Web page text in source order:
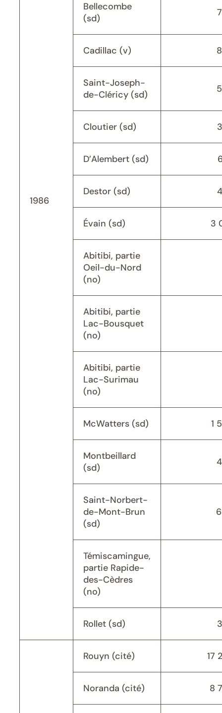
1986
Bellecombe
(sd)
Cadillac (v)
Saint-Joseph-
de-Cléricy (sd)
Cloutier (sd)
D’Alembert (sd)
Destor (sd)
Évain (sd) 3
Abitibi, partie
Oeil-du-Nord
(no)
Abitibi, partie
Lac-Bousquet
(no)
Abitibi, partie
Lac-Surimau
(no)
McWatters (sd) 1
Montbeillard
(sd)
Saint-Norbert-
de-Mont-Brun
(sd)
Témiscamingue,
partie Rapide-
des-Cèdres
(no)
Rollet (sd)
Rouyn (cité) 17
Noranda (cité) 8